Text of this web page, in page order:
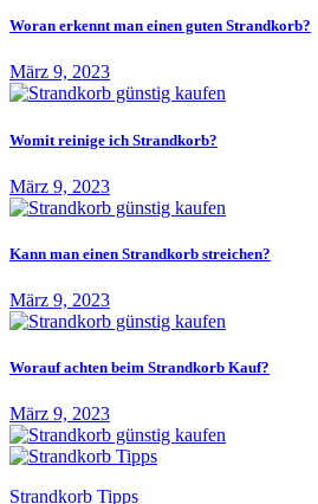
Woran erkennt man einen guten Strandkorb?
März 9, 2023
Womit reinige ich Strandkorb?
März 9, 2023
Kann man einen Strandkorb streichen?
März 9, 2023
Worauf achten beim Strandkorb Kauf?
März 9, 2023
Strandkorb Tipps